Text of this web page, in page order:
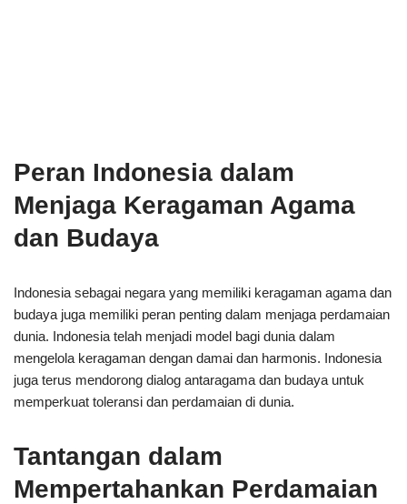
Peran Indonesia dalam
Menjaga Keragaman Agama
dan Budaya
Indonesia sebagai negara yang memiliki keragaman agama dan
budaya juga memiliki peran penting dalam menjaga perdamaian
dunia. Indonesia telah menjadi model bagi dunia dalam
mengelola keragaman dengan damai dan harmonis. Indonesia
juga terus mendorong dialog antaragama dan budaya untuk
memperkuat toleransi dan perdamaian di dunia.
Tantangan dalam
Mempertahankan Perdamaian